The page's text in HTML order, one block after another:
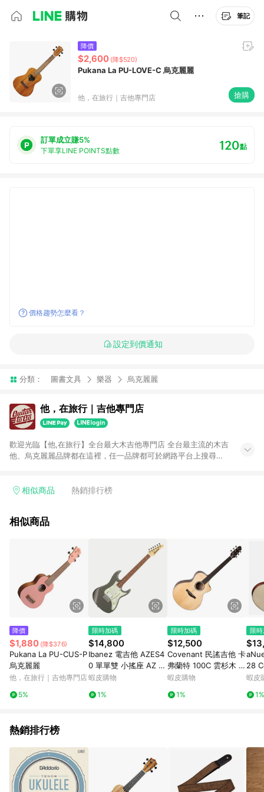
筆記
降價
$2,600 (降$520)
Pukana La PU-LOVE-C 烏克麗麗
他，在旅行｜吉他專門店 搶購
訂單成立賺5%
下單享LINE POINTS點數 120點
價格趨勢怎麼看？
設定到價通知
分類： 圖書文具 樂器 烏克麗麗
他，在旅行｜吉他專門店
歡迎光臨【他,在旅行】全台最大木吉他專門店 全台最主流的木吉
他、烏克麗麗品牌都在這裡，任一品牌都可於網路平台上搜尋得
距，我們會在出貨前調整至最佳，再保有一年的免費調整服務，
吉他、吉他麗麗......保證全台最齊全。
相似商品 熱銷排行榜
相似商品
降價
$1,880 (降$376)
Pukana La PU-CUS-P
烏克麗麗
他，在旅行｜吉他專門店
5%
限時加碼
$14,800
Ibanez 電吉他 AZES4
0 單單雙 小搖座 AZ Es
sentials 初學推薦 鎢灰
蝦皮購物
1%
限時加碼
$12,500
Covenant 民謠吉他 卡
弗蘭特 100C 雲杉木 沙
比利木 41吋 面單板 高
石樂器】
蝦皮購物
1%
限
28
1吋
蝦皮
1%
熱銷排行榜